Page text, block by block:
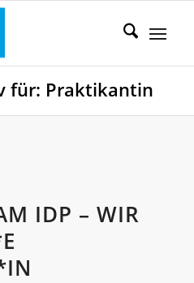
für: Praktikantin
IDP – WIR